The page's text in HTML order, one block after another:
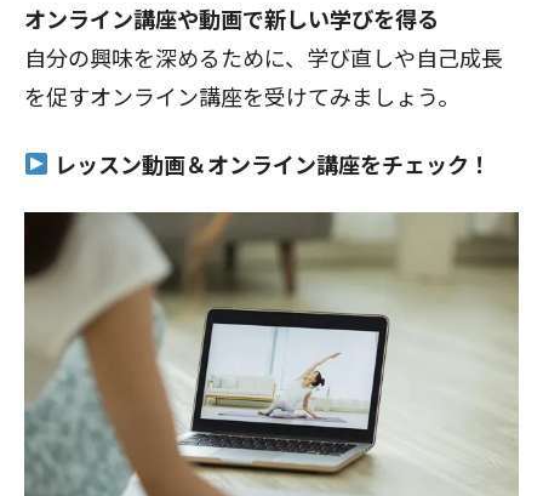
オンライン講座や動画で新しい学びを得る
自分の興味を深めるために、学び直しや自己成長
を促すオンライン講座を受けてみましょう。
レッスン動画＆オンライン講座をチェック！